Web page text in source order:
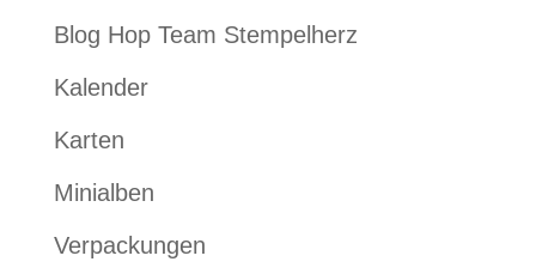
Blog Hop Team Stempelherz
Kalender
Karten
Minialben
Verpackungen